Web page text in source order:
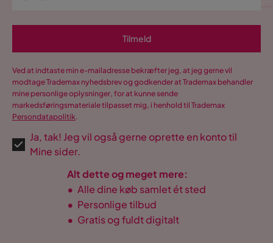
Tilmeld
Ved at indtaste min e-mailadresse bekræfter jeg, at jeg gerne vil
modtage Trademax nyhedsbrev og godkender at Trademax behandler
mine personlige oplysninger, for at kunne sende
markedsføringsmateriale tilpasset mig, i henhold til Trademax
Persondatapolitik.
Ja, tak! Jeg vil også gerne oprette en konto til
Mine sider.
Alt dette og meget mere:
• Alle dine køb samlet ét sted
• Personlige tilbud
• Gratis og fuldt digitalt